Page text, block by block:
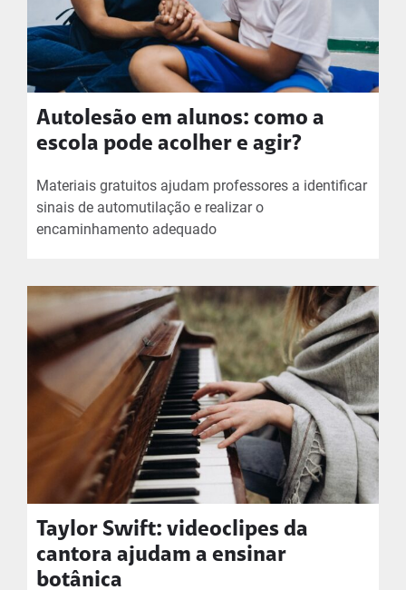
Autolesão em alunos: como a
escola pode acolher e agir?
Materiais gratuitos ajudam professores a identificar
sinais de automutilação e realizar o
encaminhamento adequado
Taylor Swift: videoclipes da
cantora ajudam a ensinar
botânica